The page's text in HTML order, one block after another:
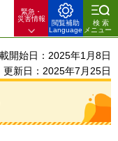
緊急・
災害情報
閲覧補助
Language
検索
メニュー
開始日：2025年1月8日
更新日：2025年7月25日